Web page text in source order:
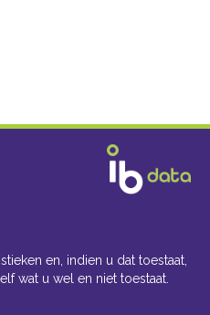
en, indien u dat toestaat,
wat u wel en niet toestaat.